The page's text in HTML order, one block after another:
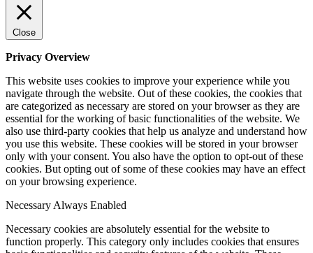
Close
Privacy Overview
This website uses cookies to improve your experience while you
navigate through the website. Out of these cookies, the cookies that
are categorized as necessary are stored on your browser as they are
essential for the working of basic functionalities of the website. We
also use third-party cookies that help us analyze and understand how
you use this website. These cookies will be stored in your browser
only with your consent. You also have the option to opt-out of these
cookies. But opting out of some of these cookies may have an effect
on your browsing experience.
Necessary Always Enabled
Necessary cookies are absolutely essential for the website to
function properly. This category only includes cookies that ensures